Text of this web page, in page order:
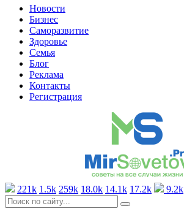
Новости
Бизнес
Саморазвитие
Здоровье
Семья
Блог
Реклама
Контакты
Регистрация
221k 1.5k 259k 18.0k 14.1k 17.2k 9.2k